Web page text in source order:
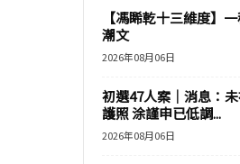
【馮睎乾十三維度】
潮文
2026年08月06日
初選47人案｜消息：
護照 涂謹申已低調...
2026年08月06日